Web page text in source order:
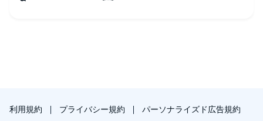
キャスト総合で「声の洪水」にならないようなバランス感覚
利用規約 プライバシー規約 パーソナライズド広告規約